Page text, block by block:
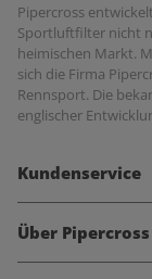
Pipercross
Sportluftfilter nicht
heimischen Markt.
sich die Firma
Rennsport. Die
englischer
Kundenservice
Über